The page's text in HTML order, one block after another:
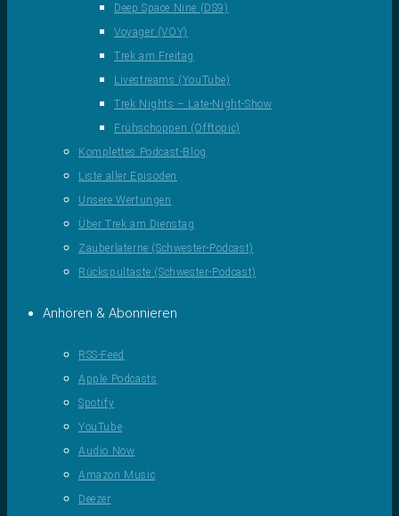
Deep Space Nine (DS9)
Voyager (VOY)
Trek am Freitag
Livestreams (YouTube)
Trek Nights – Late-Night-Show
Frühschoppen (Offtopic)
Komplettes Podcast-Blog
Liste aller Episoden
Unsere Wertungen
Über Trek am Dienstag
Zauberlaterne (Schwester-Podcast)
Rückspultaste (Schwester-Podcast)
Anhören & Abonnieren
RSS-Feed
Apple Podcasts
Spotify
YouTube
Audio Now
Amazon Music
Deezer